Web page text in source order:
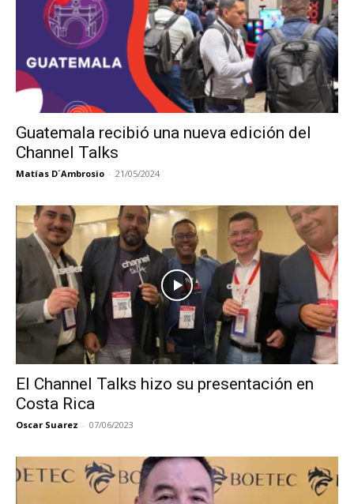
Guatemala recibió una nueva edición del
Channel Talks
Matías D´Ambrosio - 21/05/2024
El Channel Talks hizo su presentación en
Costa Rica
Oscar Suarez - 07/06/2023